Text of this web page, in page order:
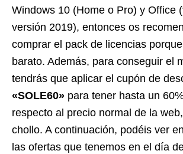
Windows 10 (Home o Pro) y Office
versión 2019), entonces os
comprar el pack de licencias
barato. Además, para conseguir el
tendrás que aplicar el cupón de
«SOLE60» para tener hasta un
respecto al precio normal de la
chollo. A continuación, podéis ver
las ofertas que tenemos en el día